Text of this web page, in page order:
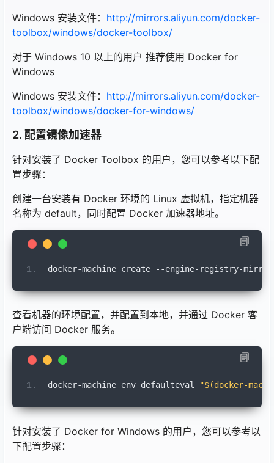
Windows 安装文件： http://mirrors.aliyun.com/docker-
toolbox/windows/docker-toolbox/
对于 Windows 10 以上的用户 推荐使用 Docker for
Windows
Windows 安装文件： http://mirrors.aliyun.com/docker-
toolbox/windows/docker-for-windows/
2. 配置镜像加速器
针对安装了 Docker Toolbox 的用户，您可以参考以下配
置步骤：
创建一台安装有 Docker 环境的 Linux 虚拟机，指定机器
名称为 default，同时配置 Docker 加速器地址。
docker-machine create --engine- registry-mirror
查看机器的环境配置，并配置到本地，并通过 Docker 客
户端访问 Docker 服务。
docker-machine env defaulteval "$(docker-
针对安装了 Docker for Windows 的用户，您可以参考以
下配置步骤：